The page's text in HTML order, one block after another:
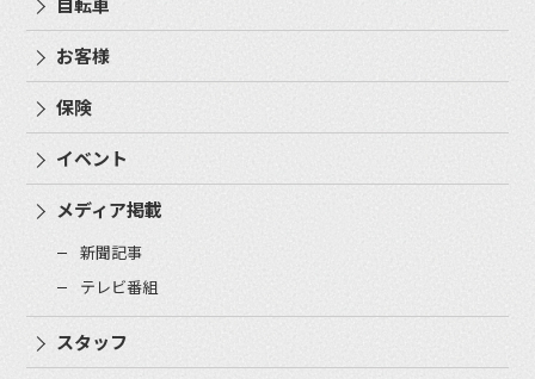
お客様
保険
イベント
メディア掲載
新聞記事
テレビ番組
スタッフ